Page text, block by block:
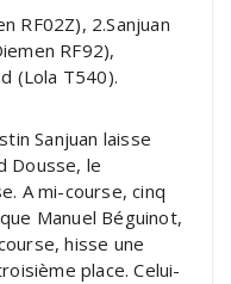
RF02Z), 2.Sanjuan
RF92),
(Lola T540).
Sanjuan laisse
Dousse, le
A mi-course, cinq
Manuel Béguinot,
hisse une
place. Celui-